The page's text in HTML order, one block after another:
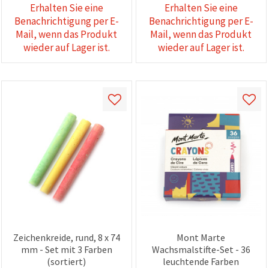
Erhalten Sie eine
Benachrichtigung per E-
Mail, wenn das Produkt
wieder auf Lager ist.
Erhalten Sie eine
Benachrichtigung per E-
Mail, wenn das Produkt
wieder auf Lager ist.
Zeichenkreide, rund, 8 x 74
mm - Set mit 3 Farben
(sortiert)
Mont Marte
Wachsmalstifte-Set - 36
leuchtende Farben